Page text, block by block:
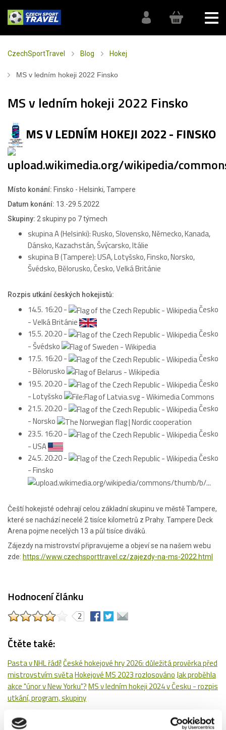
CzechSportTravel Blog Hokej
MS v ledním hokeji 2022 Finsko
MS v ledním hokeji 2022 Finsko
MS V LEDNÍM HOKEJI 2022 - FINSKO
Místo konání: Finsko - Helsinki, Tampere
Datum konání: 13.-29.5.2022
Skupiny: 2 skupiny po 7 týmech
skupina A (Helsinki): Rusko, Slovensko, Německo, Kanada,
Dánsko, Kazachstán, Švýcarsko, Itálie
skupina B (Tampere): USA, Lotyšsko, Finsko, Norsko,
Švédsko, Bělorusko, Česko, Velká Británie
Rozpis utkání českých hokejistů:
14.5. 16:20 -
Česko
- Velká Británie
15.5. 20:20 -
Česko
- Švédsko
17.5. 16:20 -
Česko
- Bělorusko
19.5. 20:20 -
Česko
- Lotyšsko
21.5. 20:20 -
Česko
- Norsko
23.5. 16:20 -
Česko
- USA
24.5. 20:20 -
Česko
- Finsko
Čeští hokejisté odehrají celou základní skupinu ve městě Tampere,
které se nachází necelé 2 tisíce kilometrů z Prahy. Tampere Deck
Arena pojme necelých 13 a půl tisíce diváků.
Zájezdy na mistrovství připravujeme a objeví se na našem webu
zde: https://www.czechsporttravel.cz/zajezdy-na-ms-2022.html
Hodnocení článku
2
Čtěte také:
Pasta v NHL řádí!České hokejové hry 2026: důležitá prověrka před
mistrovstvím světaHokejové MS 2023 rozlosovánoJak proběhla
akce "únor v New Yorku"?MS v ledním hokeji 2024 v Česku - rozpis
utkání, program, skupiny
Diskuze